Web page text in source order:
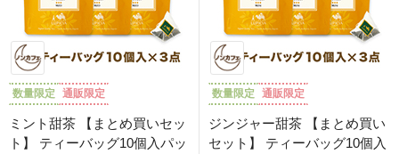
数量限定 通販限定
ミント甜茶 【まとめ買いセッ
ト】 ティーバッグ10個入パッ
数量限定 通販限定
ジンジャー甜茶 【まとめ買い
セット】 ティーバッグ10個入